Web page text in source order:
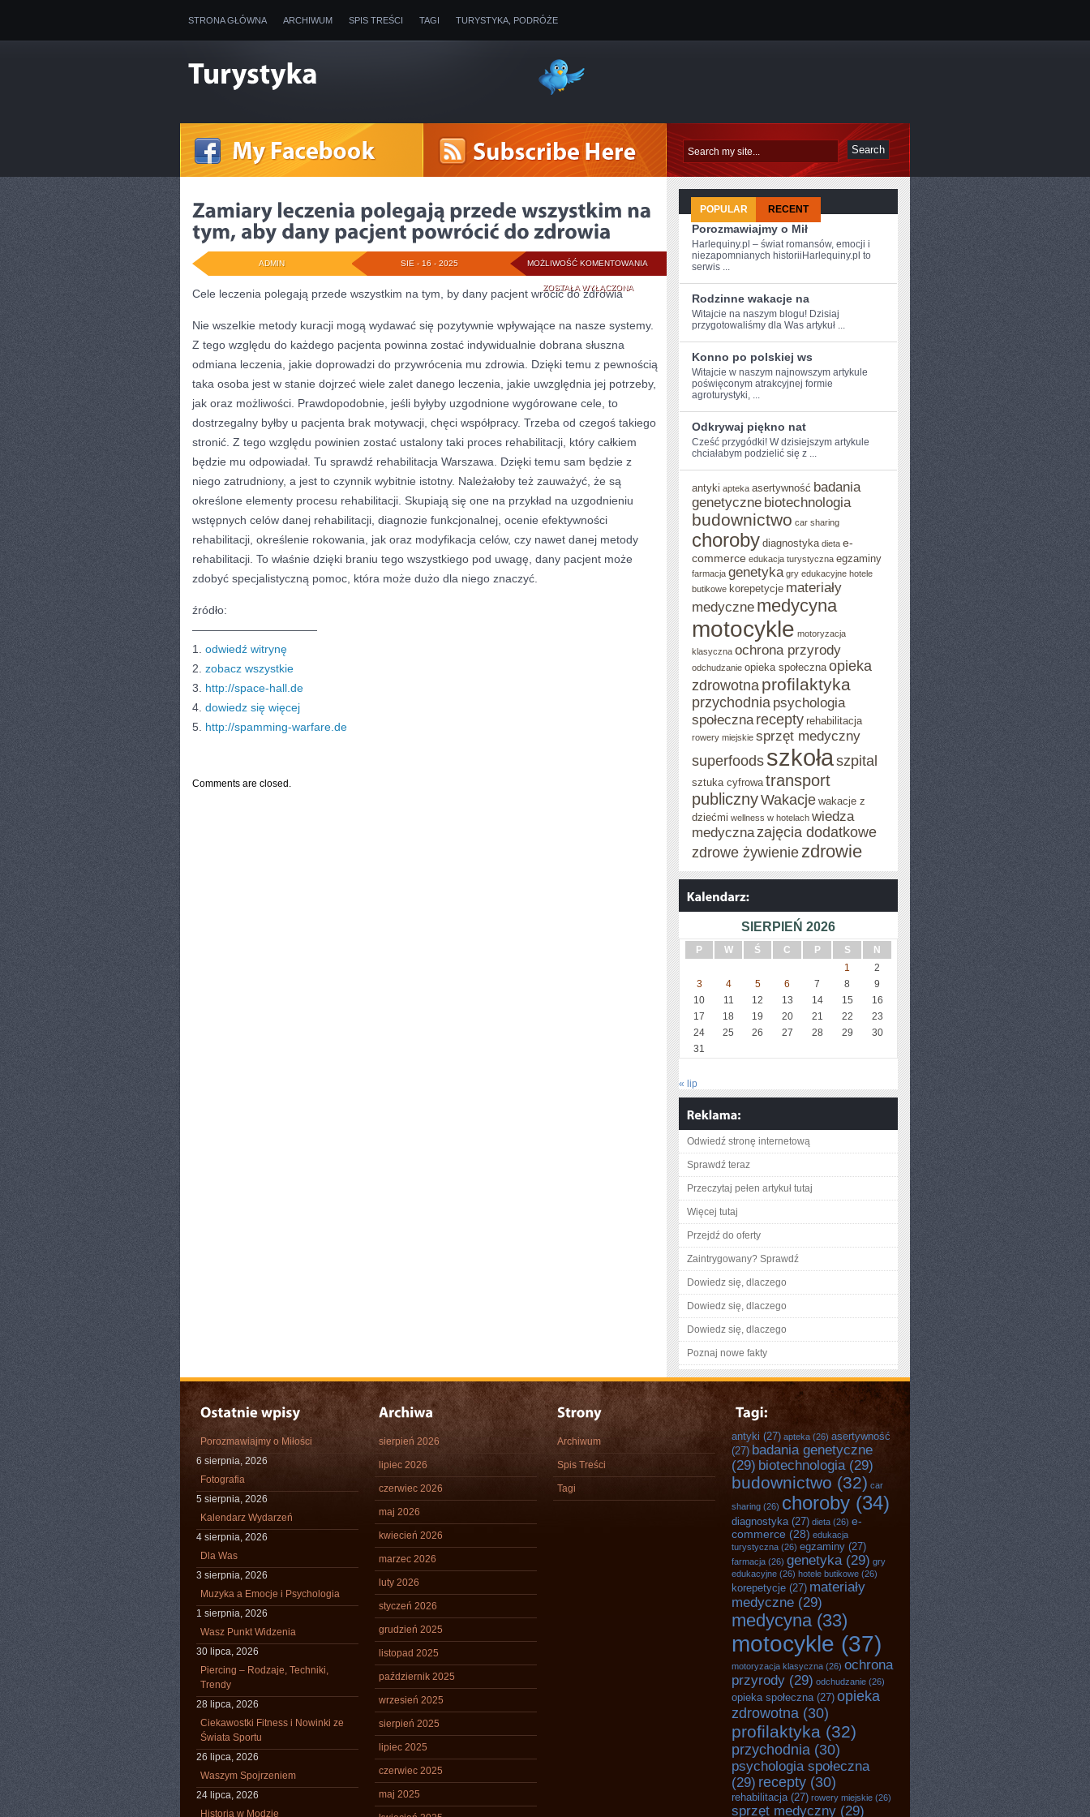
STRONA GŁÓWNA ARCHIWUM SPIS TREŚCI TAGI TURYSTYKA, PODRÓŻE
MOŻLIWOŚĆ KOMENTOWANIA ZAMIARY
LECZENIA
POLEGAJĄ
PRZEDE
WSZYSTKIM
NA
DANY
PACJENT
POWRÓCIĆ
ZDROWIA
ZOSTAŁA WYŁĄCZONA
SIE - 16 - 2025
ADMIN
Cele leczenia polegają przede wszystkim na tym, by dany pacjent wrócić do zdrowia
Nie wszelkie metody kuracji mogą wydawać się pozytywnie wpływające na nasze systemy.
Z tego względu do każdego pacjenta powinna zostać indywidualnie dobrana słuszna
odmiana leczenia, jakie doprowadzi do przywrócenia mu zdrowia. Dzięki temu z pewnością
taka osoba jest w stanie dojrzeć wiele zalet danego leczenia, jakie uwzględnia jej potrzeby,
jak oraz możliwości. Prawdopodobnie, jeśli byłyby uzgodnione wygórowane cele, to
dostrzegalny byłby u pacjenta brak motywacji, chęci współpracy. Trzeba od czegoś takiego
stronić. Z tego względu powinien zostać ustalony taki proces rehabilitacji, który całkiem
będzie mu odpowiadał. Tu sprawdź rehabilitacja Warszawa. Dzięki temu sam będzie z
niego zatrudniony, a jest to czynnik wybitnie istotny. Należałoby też zauważyć, że są
określone elementy procesu rehabilitacji. Skupiają się one na przykład na uzgodnieniu
wstępnych celów danej rehabilitacji, diagnozie funkcjonalnej, ocenie efektywności
rehabilitacji, określenie rokowania, jak oraz modyfikacja celów, czy nawet danej metody
rehabilitacji. To właśnie dzięki braniu tego wszystkiego pod uwagę, dany pacjent może
zdobyć specjalistyczną pomoc, która może dużo dla niego znaczyć.
źródło:
———————————
1. odwiedź witrynę
2. zobacz wszystkie
3. http://space-hall.de
4. dowiedz się więcej
5. http://spamming-warfare.de
Comments are closed.
POPULAR RECENT
Porozmawiajmy o Mił
Harlequiny.pl – świat romansów, emocji i
niezapomnianych historiiHarlequiny.pl to
serwis ...
Rodzinne wakacje na
Witajcie na ​naszym blogu!‍ Dzisiaj
przygotowaliśmy​ dla Was artykuł‍ ...
Konno po polskiej ws
Witajcie w naszym najnowszym artykule
poświęconym atrakcyjnej formie
agroturystyki, ...
Odkrywaj piękno nat
Cześć przygódki! W dzisiejszym artykule⁢
chciałabym podzielić ⁢się z ...
antyki apteka asertywność badania
genetyczne biotechnologia
budownictwo car sharing
choroby diagnostyka dieta e-
commerce edukacja turystyczna egzaminy
farmacja genetyka gry edukacyjne hotele
butikowe korepetycje materiały
medyczne medycyna
motocykle motoryzacja
klasyczna ochrona przyrody
odchudzanie opieka społeczna opieka
zdrowotna profilaktyka
przychodnia psychologia
społeczna recepty rehabilitacja
rowery miejskie sprzęt medyczny
superfoods szkołaszpital
sztuka cyfrowa transport
publicznyWakacje wakacje z
dziećmi wellness w hotelach wiedza
medycznazajęcia dodatkowe
zdrowe żywienie zdrowie
SIERPIEŃ 2026
P W Ś C P S
N
1
2
3
4 5 6 7 8
9
10
11 12 13 14 15
16
17
18 19 20 21 22
23
24
25 26 27 28 29
30
31
« lip
Odwiedź stronę internetową
Sprawdź teraz
Przeczytaj pełen artykuł tutaj
Więcej tutaj
Przejdź do oferty
Zaintrygowany? Sprawdź
Dowiedz się, dlaczego
Dowiedz się, dlaczego
Dowiedz się, dlaczego
Poznaj nowe fakty
Porozmawiajmy o Miłości
6 sierpnia, 2026
Fotografia
5 sierpnia, 2026
Kalendarz Wydarzeń
4 sierpnia, 2026
Dla Was
3 sierpnia, 2026
Muzyka a Emocje i Psychologia
1 sierpnia, 2026
Wasz Punkt Widzenia
30 lipca, 2026
Piercing – Rodzaje, Techniki,
Trendy
28 lipca, 2026
Ciekawostki Fitness i Nowinki ze
Świata Sportu
26 lipca, 2026
Waszym Spojrzeniem
24 lipca, 2026
Historia w Modzie
sierpień 2026
lipiec 2026
czerwiec 2026
maj 2026
kwiecień 2026
marzec 2026
luty 2026
styczeń 2026
grudzień 2025
listopad 2025
październik 2025
wrzesień 2025
sierpień 2025
lipiec 2025
czerwiec 2025
maj 2025
Archiwum
Spis Treści
Tagi
antyki (27) apteka (26) asertywność
(27) badania genetyczne
(29) biotechnologia (29)
budownictwo (32) car
sharing (26) choroby (34)
diagnostyka(27) dieta (26) e-
commerce (28) edukacja
turystyczna (26) egzaminy (27)
farmacja (26) genetyka (29) gry
edukacyjne (26) hotele butikowe (26)
korepetycje (27) materiały
medyczne (29)
medycyna(33)
motocykle (37)
motoryzacja klasyczna (26) ochrona
przyrody (29) odchudzanie (26)
opieka społeczna(27) opieka
zdrowotna (30)
profilaktyka (32)
przychodnia (30)
psychologia społeczna
(29) recepty (30)
rehabilitacja(27) rowery miejskie (26)
sprzęt medyczny (29)